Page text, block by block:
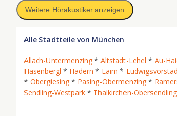
Weitere Hörakustiker anzeigen
Alle Stadtteile von München
Allach-Untermenzing * Altstadt-Lehel * Au-
Hasenbergl * Hadern * Laim *
* Obergiesing * Pasing-Obermenzing *
Sendling-Westpark * Thalkirchen-